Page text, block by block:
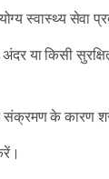
स्वास्थ्य सेवा
या किसी
के कारण